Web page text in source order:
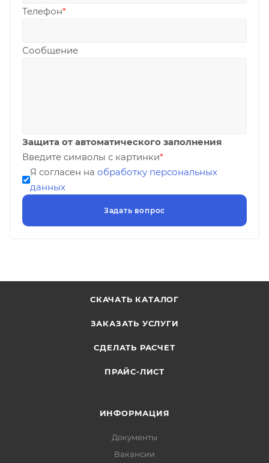
Телефон*
Сообщение
Защита от автоматического заполнения
Введите символы с картинки*
Я согласен на обработку персональных
данных
СКАЧАТЬ КАТАЛОГ
ЗАКАЗАТЬ УСЛУГИ
СДЕЛАТЬ РАСЧЕТ
ПРАЙС-ЛИСТ
ИНФОРМАЦИЯ
Документы
Вакансии